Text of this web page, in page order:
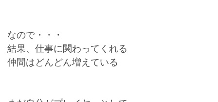
なので・・・
結果、仕事に関わってくれる
仲間はどんどん増えている